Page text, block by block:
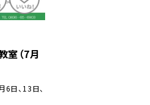
～9月）
日、27日、